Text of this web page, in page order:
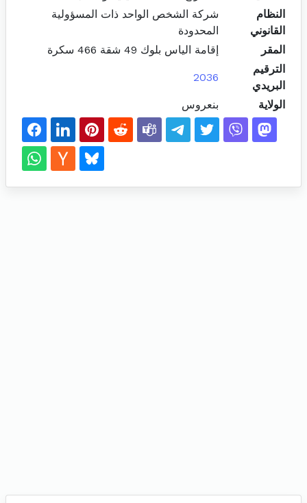
النظام
القانوني
شركة الشخص الواحد ذات المسؤولية
المحدودة
المقر
إقامة الياس بلوك 49 شقة 466 سكرة
الترقيم
البريدي
2036
الولاية بنعروس